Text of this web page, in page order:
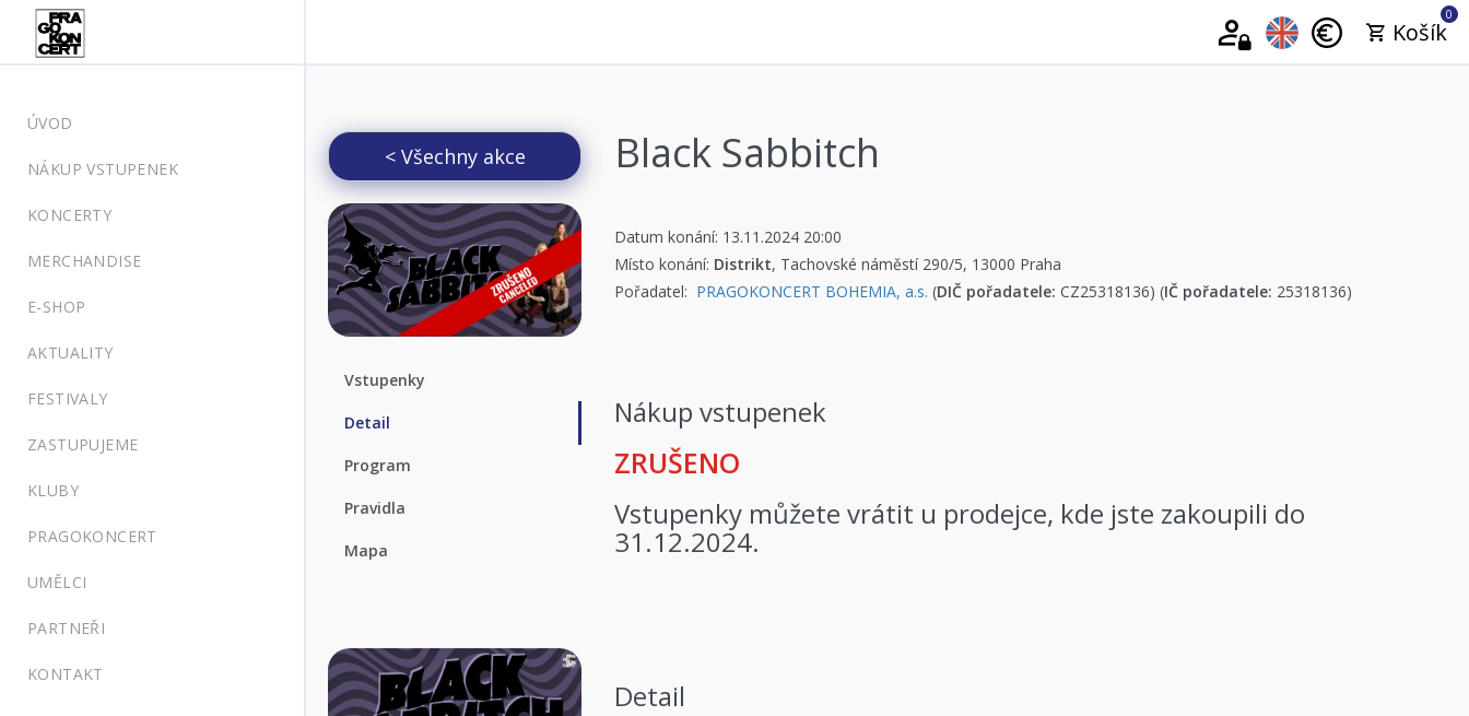
0
Košík
ÚVOD
NÁKUP VSTUPENEK
KONCERTY
MERCHANDISE
E-SHOP
AKTUALITY
FESTIVALY
ZASTUPUJEME
KLUBY
PRAGOKONCERT
UMĚLCI
PARTNEŘI
KONTAKT
< Všechny akce
Vstupenky
Detail
Program
Pravidla
Mapa
Black Sabbitch
Datum konání: 13.11.2024 20:00
Místo konání: Distrikt, Tachovské náměstí 290/5, 13000 Praha
Pořadatel: PRAGOKONCERT BOHEMIA, a.s. (DIČ pořadatele: CZ25318136) (IČ pořadatele: 25318136)
Nákup vstupenek
ZRUŠENO
Vstupenky můžete vrátit u prodejce, kde jste zakoupili do
31.12.2024.
Detail